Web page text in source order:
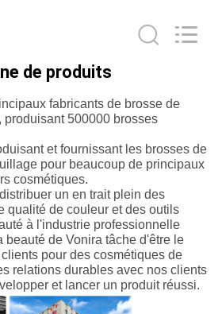
de produits
fabricants de brosse de
500000 brosses
et fournissant les brosses de
pour beaucoup de principaux
cosmétiques.
un en trait plein des
qualité de couleur et des outils
à l'industrie professionnelle
beauté de Vonira tâche d'être le
pour des cosmétiques de
relations durables avec nos clients
et lancer un produit réussi.